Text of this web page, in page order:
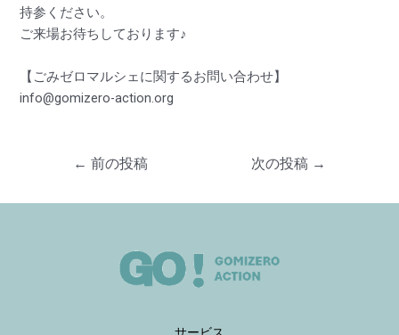
持参ください。
ご来場お待ちしております♪
【ごみゼロマルシェに関するお問い合わせ】
info@gomizero-action.org
← 前の投稿 次の投稿 →